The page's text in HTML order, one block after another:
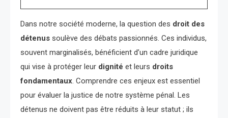
Dans notre société moderne, la question des droit des
détenus soulève des débats passionnés. Ces individus,
souvent marginalisés, bénéficient d’un cadre juridique
qui vise à protéger leur dignité et leurs droits
fondamentaux . Comprendre ces enjeux est essentiel
pour évaluer la justice de notre système pénal. Les
détenus ne doivent pas être réduits à leur statut ; ils